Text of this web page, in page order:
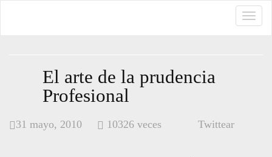
El arte de la prudencia
Profesional
31 mayo, 2010 10326 veces Twittear